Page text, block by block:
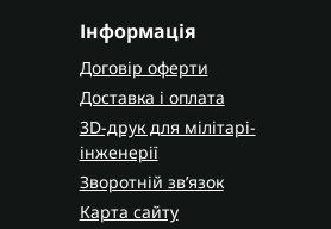
Інформація
Договір оферти
Доставка і оплата
3D-друк для мілітарі-
інженерії
Зворотній зв’язок
Карта сайту